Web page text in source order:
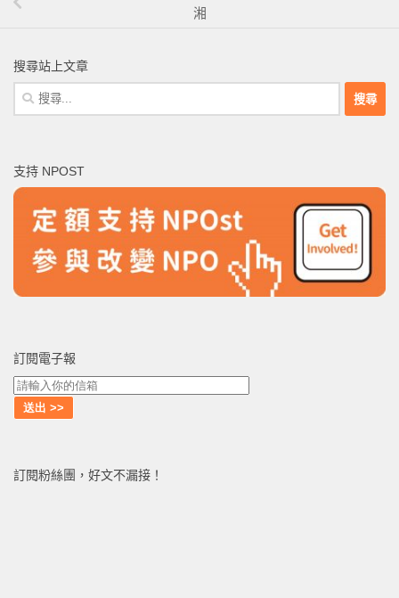
湘
搜尋站上文章
搜
尋
字:
支持 NPOST
訂閱電子報
訂閱粉絲團，好文不漏接！